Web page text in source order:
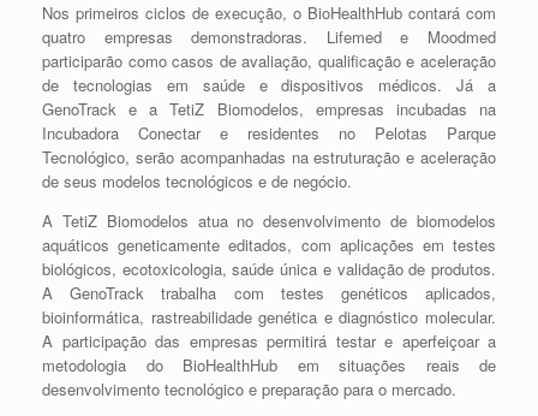
Nos primeiros ciclos de execução, o BioHealthHub contará com
quatro empresas demonstradoras. Lifemed e Moodmed
participarão como casos de avaliação, qualificação e aceleração
de tecnologias em saúde e dispositivos médicos. Já a
GenoTrack e a TetiZ Biomodelos, empresas incubadas na
Incubadora Conectar e residentes no Pelotas Parque
Tecnológico, serão acompanhadas na estruturação e aceleração
de seus modelos tecnológicos e de negócio.
A TetiZ Biomodelos atua no desenvolvimento de biomodelos
aquáticos geneticamente editados, com aplicações em testes
biológicos, ecotoxicologia, saúde única e validação de produtos.
A GenoTrack trabalha com testes genéticos aplicados,
bioinformática, rastreabilidade genética e diagnóstico molecular.
A participação das empresas permitirá testar e aperfeiçoar a
metodologia do BioHealthHub em situações reais de
desenvolvimento tecnológico e preparação para o mercado.